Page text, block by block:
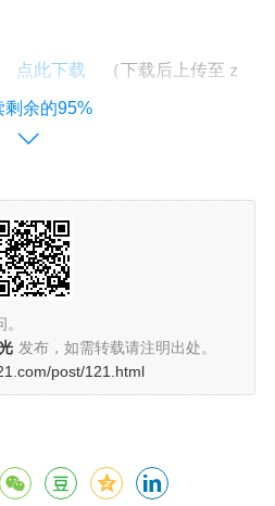
点此下载 （下载后上传至ｚ
ｅ／ｔｐｕｒｅ／ｓｔｙｌｅ
码处添加以下代码：
＄（ｆｕｎｃｔｉｏｎ（）｛＄
侧栏模块内容，可在色彩设置
剩余的95%
发布，如需转载请注明出处。
post/121.html